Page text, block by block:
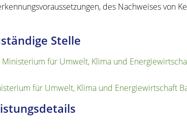
des Nachweises von
Stelle
Ministerium für Umwelt, Klima und
für Umwelt, Klima und Energiewirtschaft